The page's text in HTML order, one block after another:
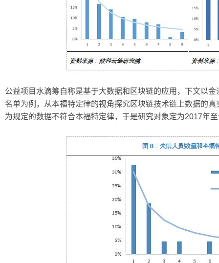
公益项目水滴筹自称是基于大数据和区块链的应用，下文以
名单为例，从本福特定律的视角探究区块链技术链上数据的
为规定的数据不符合本福特定律，于是研究对象定为2017年